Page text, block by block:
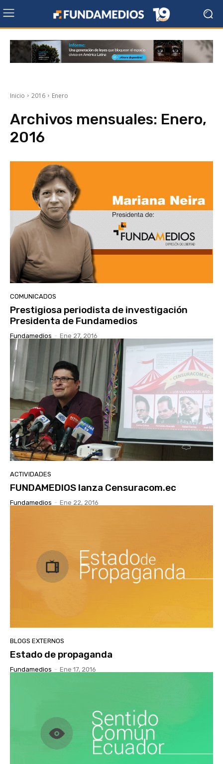
Inicio 2016 Enero
Archivos mensuales: Enero,
2016
COMUNICADOS
Prestigiosa periodista de investigación
Presidenta de Fundamedios
Fundamedios - Ene 27, 2016
ACTIVIDADES
FUNDAMEDIOS lanza Censuracom.ec
Fundamedios - Ene 22, 2016
BLOGS EXTERNOS
Estado de propaganda
Fundamedios - Ene 17, 2016